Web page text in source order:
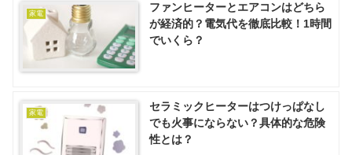
家電
ファンヒーターとエアコンはどちら
が経済的？電気代を徹底比較！1時間
でいくら？
家電
セラミックヒーターはつけっぱなし
でも火事にならない？具体的な危険
性とは？